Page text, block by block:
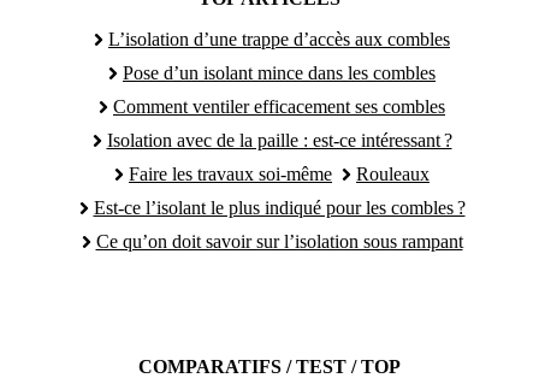
L’isolation d’une trappe d’accès aux combles
Pose d’un isolant mince dans les combles
Comment ventiler efficacement ses combles
Isolation avec de la paille : est-ce intéressant ?
Faire les travaux soi-même
Rouleaux
Est-ce l’isolant le plus indiqué pour les combles ?
Ce qu’on doit savoir sur l’isolation sous rampant
COMPARATIFS / TEST / TOP